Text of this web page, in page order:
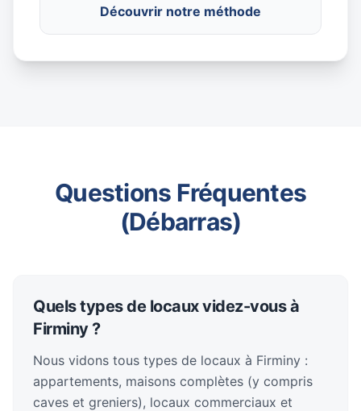
Découvrir notre méthode
Questions Fréquentes
(Débarras)
Quels types de locaux videz-vous à
Firminy ?
Nous vidons tous types de locaux à Firminy :
appartements, maisons complètes (y compris
caves et greniers), locaux commerciaux et